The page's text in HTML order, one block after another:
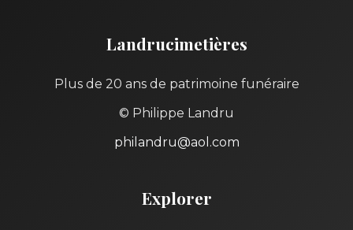
Landrucimetières
Plus de 20 ans de patrimoine funéraire
© Philippe Landru
philandru@aol.com
Explorer